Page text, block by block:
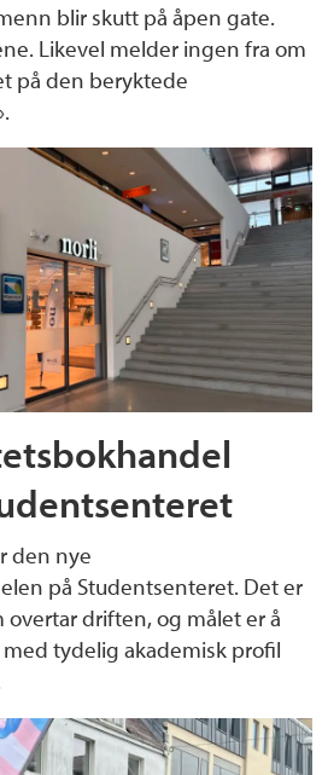
blir skutt på åpen gate.
Likevel melder ingen fra om
på den beryktede
den nye
på Studentsenteret. Det er
overtar driften, og målet er å
tydelig akademisk profil